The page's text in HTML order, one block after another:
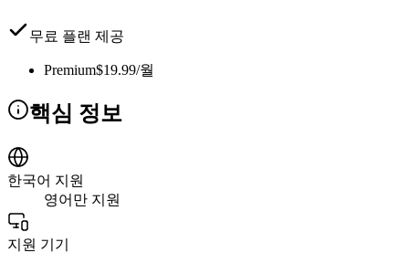
무료 플랜 제공
Premium$19.99/월
핵심 정보
한국어 지원
영어만 지원
지원 기기